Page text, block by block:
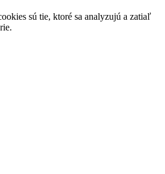
sú tie, ktoré sa analyzujú a zatiaľ